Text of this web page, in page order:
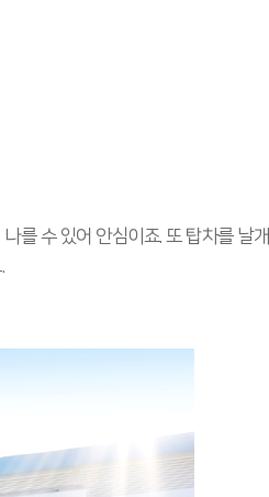
를 수 있어 안심이죠. 또 탑차를 날개